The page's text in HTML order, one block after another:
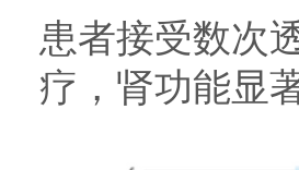
患者接受数次
疗，肾功能显